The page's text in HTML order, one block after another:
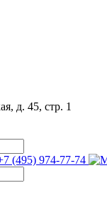
д. 45, стр. 1
(495) 974-77-74